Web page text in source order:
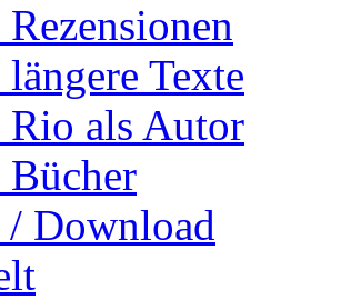
Texte
Rio als Autor
/ Download